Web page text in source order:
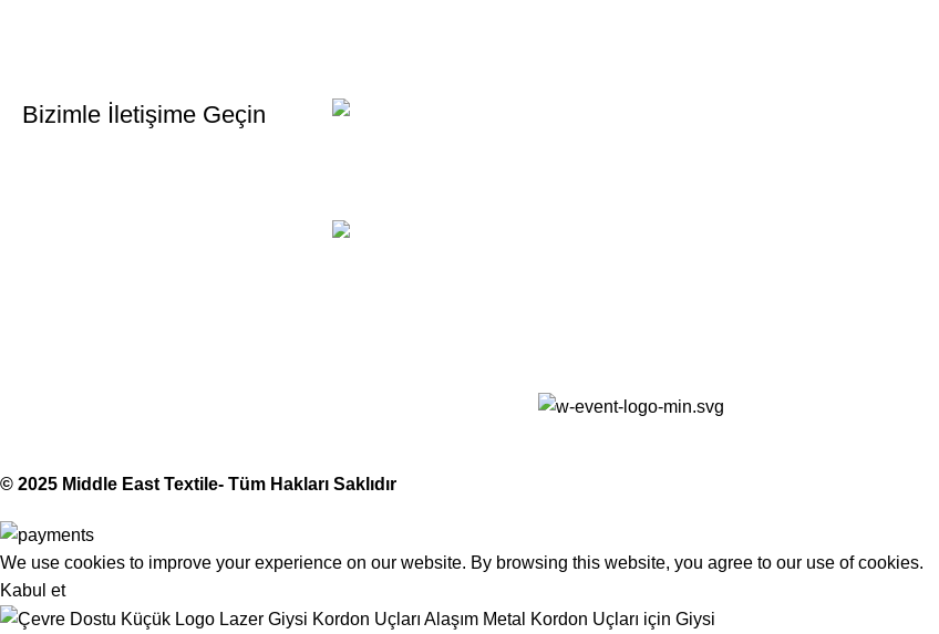
Bizimle İletişime Geçin
© 2025 Middle East Textile- Tüm Hakları Saklıdır
We use cookies to improve your experience on our website. By browsing this website, you agree to our use of cookies.
Kabul et